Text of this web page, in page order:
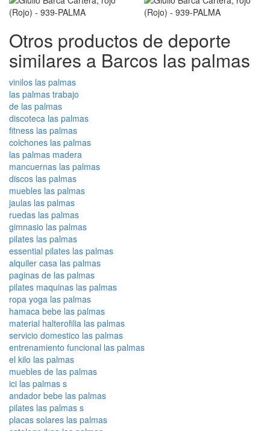
Otros productos de deporte
similares a Barcos las palmas
vinilos las palmas
las palmas trabajo
de las palmas
discoteca las palmas
fitness las palmas
colchones las palmas
las palmas madera
mancuernas las palmas
discos las palmas
muebles las palmas
jaulas las palmas
ruedas las palmas
gimnasio las palmas
pilates las palmas
essential pilates las palmas
alquiler casa las palmas
paginas de las palmas
pilates maquinas las palmas
ropa yoga las palmas
hamaca bebe las palmas
material halterofilia las palmas
servicio domestico las palmas
entrenamiento funcional las palmas
el kilo las palmas
muebles de las palmas
ici las palmas s
andador bebe las palmas
pilates las palmas s
placas solares las palmas